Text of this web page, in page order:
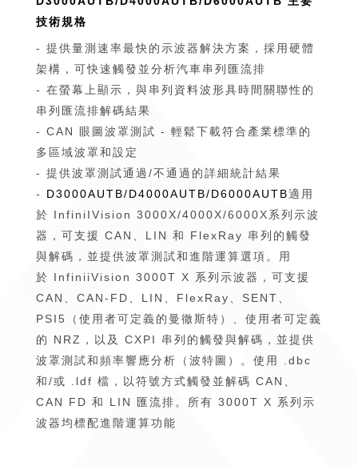
技術規格
- 提供量測速率最快的示波器解決方案，採用硬體
架構，可快速觸發並分析汽車串列匯流排
- 在螢幕上顯示，與串列資料波形具時間關聯性的
串列匯流排解碼結果
- CAN 眼圖波罩測試 - 輕鬆下載符合產業標準的
多區域波罩和設定
- 提供波罩測試通過/不通過的詳細統計結果
- D3000AUTB/D4000AUTB/D6000AUTB適用
於 InfiniIVision 3000X/4000X/6000X系列示波
器，可支援 CAN、LIN 和 FlexRay 串列的觸發
與解碼，並提供波罩測試和進階運算選項。用
於 InfiniiVision 3000T X 系列示波器，可支援
CAN、CAN-FD、LIN、FlexRay、SENT、
PSI5（使用者可定義的曼徹斯特）、使用者可定義
的 NRZ，以及 CXPI 串列的觸發與解碼，並提供
波罩測試和頻率響應分析（波特圖）。使用 .dbc
和/或 .ldf 檔，以符號方式觸發並解碼 CAN、
CAN FD 和 LIN 匯流排。所有 3000T X 系列示
波器均標配進階運算功能